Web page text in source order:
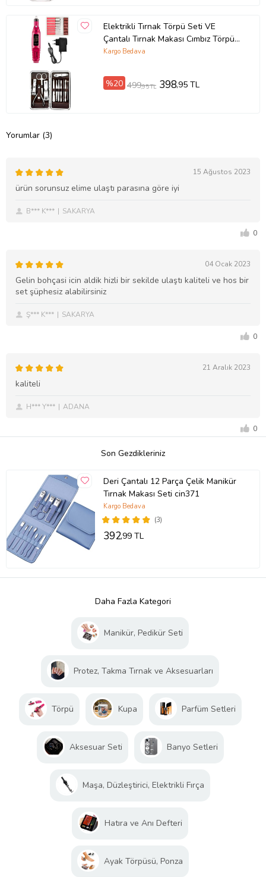
Elektrikli Tırnak Törpü Seti VE
Çantalı Tırnak Makası Cımbız Törpü
12 Parça Manikür Pedikür Seti
Kargo Bedava
%20 499,95 TL 398,95 TL
Yorumlar (3)
15 Ağustos 2023
ürün sorunsuz elime ulaştı parasına göre iyi
B*** K*** SAKARYA
0
04 Ocak 2023
Gelin bohçasi icin aldik hizli bir sekilde ulaştı kaliteli ve hos bir
set şüphesiz alabilirsiniz
Ş*** K*** SAKARYA
0
21 Aralık 2023
kaliteli
H*** Y*** ADANA
0
Son Gezdikleriniz
Deri Çantalı 12 Parça Çelik Manikür
Tırnak Makası Seti cin371
(3)
Kargo Bedava
392,99 TL
Daha Fazla Kategori
Manikür, Pedikür Seti
Protez, Takma Tırnak ve Aksesuarları
Törpü Kupa Parfüm Setleri
Aksesuar Seti Banyo Setleri
Maşa, Düzleştirici, Elektrikli Fırça
Hatıra ve Anı Defteri
Ayak Törpüsü, Ponza